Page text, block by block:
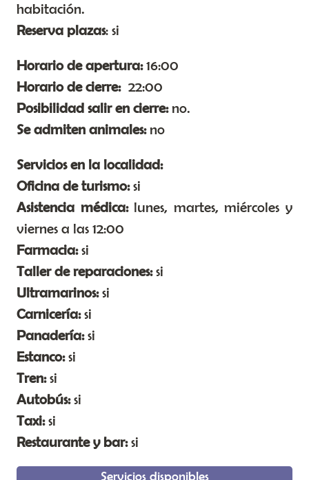
habitación.
Reserva plazas: si
Horario de apertura:16:00
Horario de cierre:22:00
Posibilidad salir en cierre:no.
Se admiten animales:no
Servicios en la localidad:
Oficina de turismo:si
Asistencia médica: lunes, martes, miércoles y
viernes a las 12:00
Farmacia:si
Taller de reparaciones:si
Ultramarinos:si
Carnicería:si
Panadería:si
Estanco:si
Tren:si
Autobús:si
Taxi:si
Restaurante y bar:si
Servicios disponibles